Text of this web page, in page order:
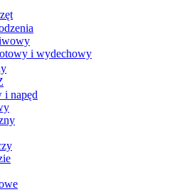
i wydechowy
i napęd